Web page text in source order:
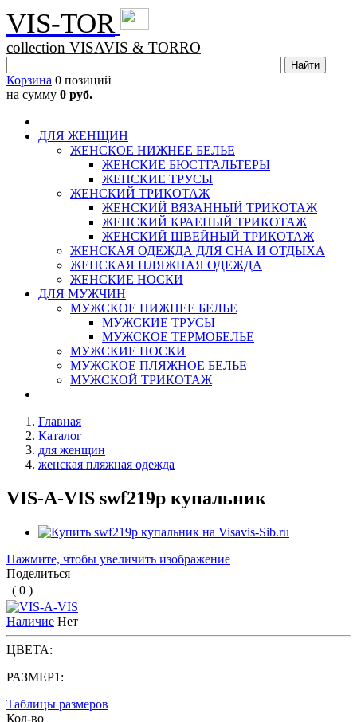
VIS-TOR
collection VISAVIS & TORRO
Корзина 0 позиций
на сумму 0 руб.
ДЛЯ ЖЕНЩИН
ЖЕНСКОЕ НИЖНЕЕ БЕЛЬЕ
ЖЕНСКИЕ БЮСТГАЛЬТЕРЫ
ЖЕНСКИЕ ТРУСЫ
ЖЕНСКИЙ ТРИКОТАЖ
ЖЕНСКИЙ ВЯЗАННЫЙ ТРИКОТАЖ
ЖЕНСКИЙ КРАЕНЫЙ ТРИКОТАЖ
ЖЕНСКИЙ ШВЕЙНЫЙ ТРИКОТАЖ
ЖЕНСКАЯ ОДЕЖДА ДЛЯ СНА И ОТДЫХА
ЖЕНСКАЯ ПЛЯЖНАЯ ОДЕЖДА
ЖЕНСКИЕ НОСКИ
ДЛЯ МУЖЧИН
МУЖСКОЕ НИЖНЕЕ БЕЛЬЕ
МУЖСКИЕ ТРУСЫ
МУЖСКОЕ ТЕРМОБЕЛЬЕ
МУЖСКИЕ НОСКИ
МУЖСКОЕ ПЛЯЖНОЕ БЕЛЬЕ
МУЖСКОЙ ТРИКОТАЖ
Главная
Каталог
для женщин
женская пляжная одежда
VIS-A-VIS swf219p купальник
Нажмите, чтобы увеличить изображение
Поделиться
( 0 )
Наличие Нет
ЦВЕТА:
РАЗМЕР1:
Таблицы размеров
Кол-во